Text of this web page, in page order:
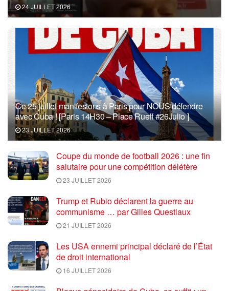
24 JUILLET 2026
Ce 25 juillet manifestons à Paris pour NOUS défendre
avec Cuba ! [Paris 14H30 – Place Rueff #26Julio ]
23 JUILLET 2026
Coupe du monde de football 2026 : une fin
salutaire pour une compétition délétère
23 JUILLET 2026
Trump et Rubio déclarent la guerre au
communisme … par Gilles Questiaux
21 JUILLET 2026
Les USA ennemi principal déclaré de l’État
de droit international
16 JUILLET 2026